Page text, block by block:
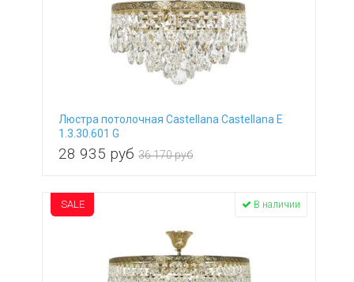
Люстра потолочная Castellana Castellana E
1.3.30.601 G
28 935 руб 36 170 руб
SALE В наличии